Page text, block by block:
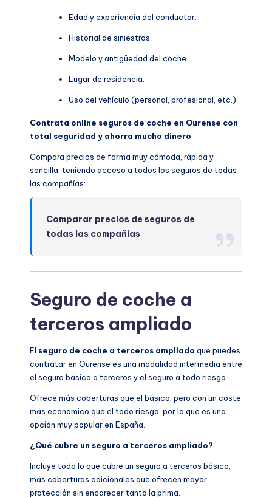
Edad y experiencia del conductor.
Historial de siniestros.
Modelo y antigüedad del coche.
Lugar de residencia.
Uso del vehículo (personal, profesional, etc.).
Contrata online seguros de coche en Ourense con
total seguridad y ahorra mucho dinero
Compara precios de forma muy cómoda, rápida y
sencilla, teniendo acceso a todos los seguros de todas
las compañías:
Comparar precios de seguros de
todas las compañías
Seguro de coche a
terceros ampliado
El seguro de coche a terceros ampliado que puedes
contratar en Ourense es una modalidad intermedia entre
el seguro básico a terceros y el seguro a todo riesgo.
Ofrece más coberturas que el básico, pero con un coste
más económico que el todo riesgo, por lo que es una
opción muy popular en España.
¿Qué cubre un seguro a terceros ampliado?
Incluye todo lo que cubre un seguro a terceros básico,
más coberturas adicionales que ofrecen mayor
protección sin encarecer tanto la prima.